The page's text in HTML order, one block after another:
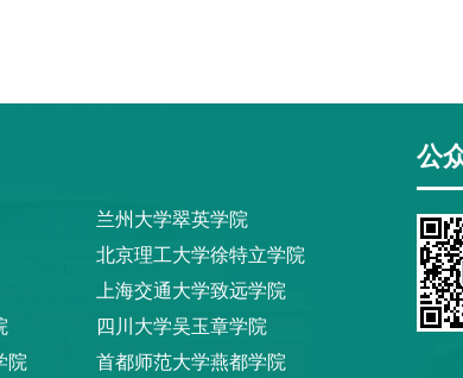
院
兰州大学翠英学院
北京理工大学徐特立学院
上海交通大学致远学院
四川大学吴玉章学院
首都师范大学燕都学院
公